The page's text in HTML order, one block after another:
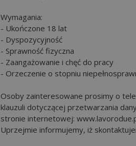
Wymagania:
- Ukończone 18 lat
- Dyspozycyjność
- Sprawność fizyczna
- Zaangażowanie i chęć do pracy
- Orzeczenie o stopniu
Osoby zainteresowane prosimy o
klauzuli dotyczącej przetwarzania
stronie internetowej:
Uprzejmie informujemy, iż